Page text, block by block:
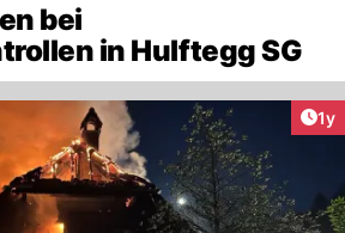
bei
in Hulftegg SG
1y